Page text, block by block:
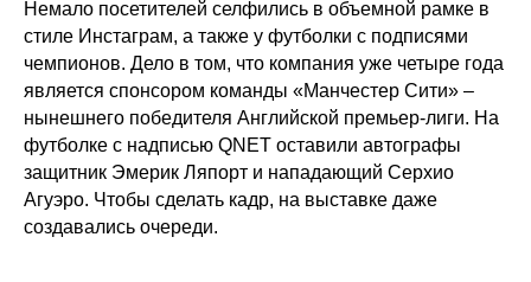
Немало посетителей селфились в объемной рамке в
стиле Инстаграм, а также у футболки с подписями
чемпионов. Дело в том, что компания уже четыре года
является спонсором команды «Манчестер Сити» –
нынешнего победителя Английской премьер-лиги. На
футболке с надписью QNET оставили автографы
защитник Эмерик Ляпорт и нападающий Серхио
Агуэро. Чтобы сделать кадр, на выставке даже
создавались очереди.